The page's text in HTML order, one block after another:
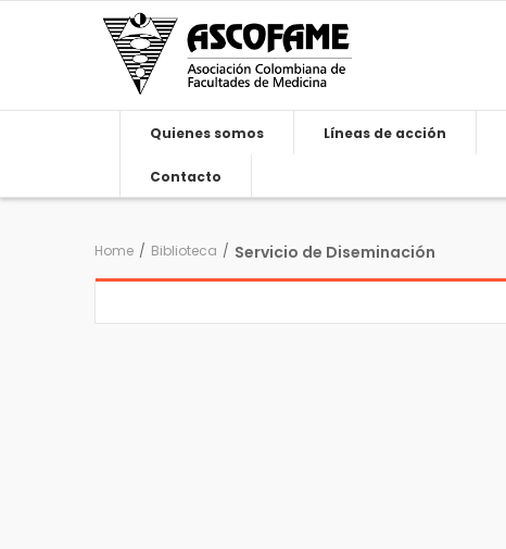
Quienes somos Líneas de acción
Contacto
Home / Biblioteca / Servicio de Diseminación